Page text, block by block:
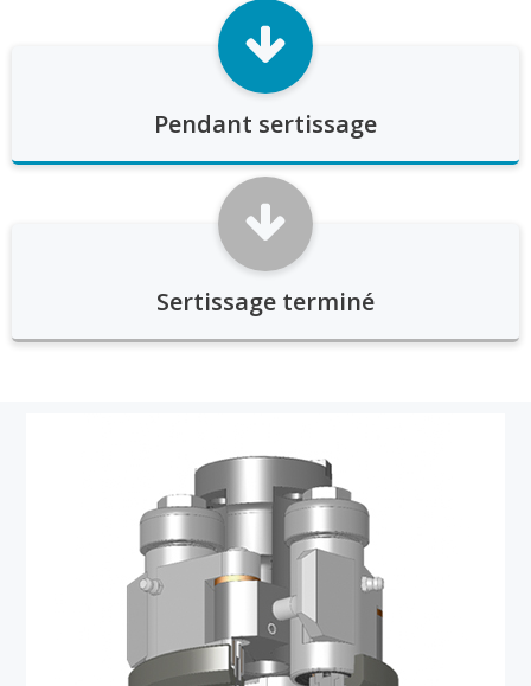
Pendant sertissage
Sertissage terminé